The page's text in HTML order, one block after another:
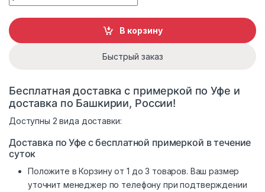
В корзину
Быстрый заказ
Бесплатная доставка с примеркой по Уфе и
доставка по Башкирии, России!
Доступны 2 вида доставки:
Доставка по Уфе с бесплатной примеркой в течение
суток
Положите в Корзину от 1 до 3 товаров. Ваш размер
уточнит менеджер по телефону при подтверждении